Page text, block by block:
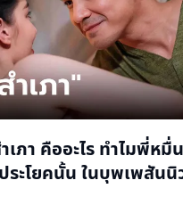
เภา คืออะไร ทำไมพี่ห
ระโยคนั้น ในบุพเพสันนิ